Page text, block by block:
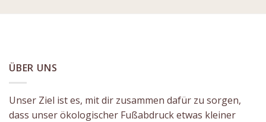
ÜBER UNS
Unser Ziel ist es, mit dir zusammen dafür zu sorgen,
dass unser ökologischer Fußabdruck etwas kleiner